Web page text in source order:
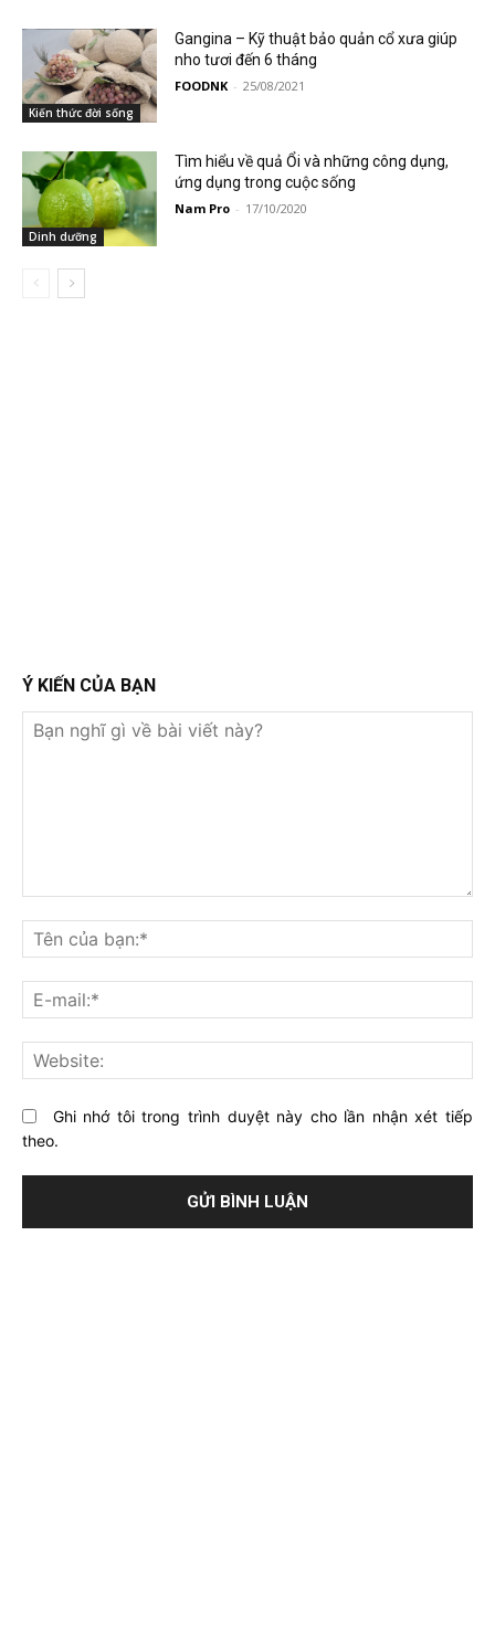
Kiến thức đời sống
Gangina – Kỹ thuật bảo quản cổ xưa giúp
nho tươi đến 6 tháng
FOODNK - 25/08/2021
Dinh dưỡng
Tìm hiểu về quả Ổi và những công dụng,
ứng dụng trong cuộc sống
Nam Pro - 17/10/2020
Ý KIẾN CỦA BẠN
nghĩ
gì
về
bài
viết
này?
Ghi nhớ tôi trong trình duyệt này cho lần nhận xét tiếp
theo.